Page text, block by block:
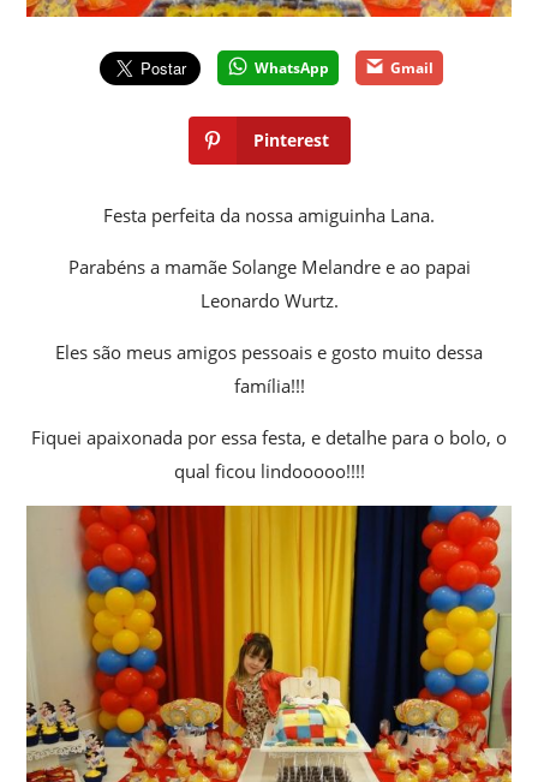
WhatsApp Gmail
Pinterest
Festa perfeita da nossa amiguinha Lana.
Parabéns a mamãe Solange Melandre e ao papai
Leonardo Wurtz.
Eles são meus amigos pessoais e gosto muito dessa
família!!!
Fiquei apaixonada por essa festa, e detalhe para o bolo, o
qual ficou lindooooo!!!!